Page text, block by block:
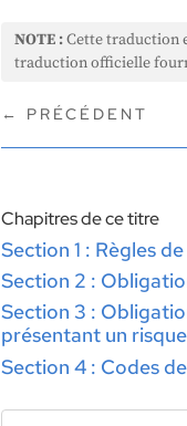
NOTE :Cette traduction
traduction officielle
← PRÉCÉDENT
Chapitres de ce titre
Section 1 : Règles
Section 2 :
Section 3 :
présentant un
Section 4 : Codes